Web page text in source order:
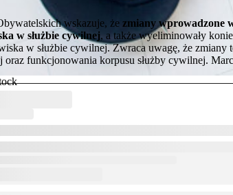
wskazuje, że zmiany wprowadzone
w służbie cywilnej, a także wyeliminowały
w służbie cywilnej. Zwraca uwagę, że zmiany
oraz funkcjonowania korpusu służby cywilnej.